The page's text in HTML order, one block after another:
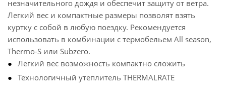
незначительного дождя и обеспечит защиту от ветра.
Легкий вес и компактные размеры позволят взять
куртку с собой в любую поездку. Рекомендуется
использовать в комбинации с термобельем All season,
Thermo-S или Subzero.
Легкий вес возможность компактно сложить
Технологичный утеплитель THERMALRATE